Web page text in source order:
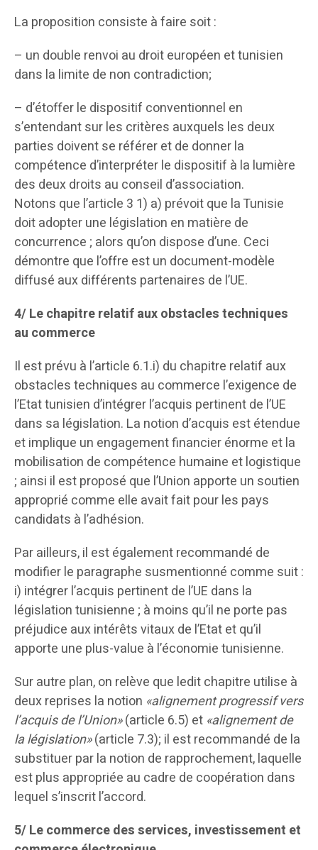
La proposition consiste à faire soit :
– un double renvoi au droit européen et tunisien
dans la limite de non contradiction;
– d’étoffer le dispositif conventionnel en
s’entendant sur les critères auxquels les deux
parties doivent se référer et de donner la
compétence d’interpréter le dispositif à la lumière
des deux droits au conseil d’association.
Notons que l’article 3 1) a) prévoit que la Tunisie
doit adopter une législation en matière de
concurrence ; alors qu’on dispose d’une. Ceci
démontre que l’offre est un document-modèle
diffusé aux différents partenaires de l’UE.
4/ Le chapitre relatif aux obstacles techniques
au commerce
Il est prévu à l’article 6.1.i) du chapitre relatif aux
obstacles techniques au commerce l’exigence de
l’Etat tunisien d’intégrer l’acquis pertinent de l’UE
dans sa législation. La notion d’acquis est étendue
et implique un engagement financier énorme et la
mobilisation de compétence humaine et logistique
; ainsi il est proposé que l’Union apporte un soutien
approprié comme elle avait fait pour les pays
candidats à l’adhésion.
Par ailleurs, il est également recommandé de
modifier le paragraphe susmentionné comme suit :
i) intégrer l’acquis pertinent de l’UE dans la
législation tunisienne ; à moins qu’il ne porte pas
préjudice aux intérêts vitaux de l’Etat et qu’il
apporte une plus-value à l’économie tunisienne.
Sur autre plan, on relève que ledit chapitre utilise à
deux reprises la notion «alignement progressif vers
l’acquis de l’Union»(article 6.5) et «alignement de
la législation»(article 7.3); il est recommandé de la
substituer par la notion de rapprochement, laquelle
est plus appropriée au cadre de coopération dans
lequel s’inscrit l’accord.
5/ Le commerce des services, investissement et